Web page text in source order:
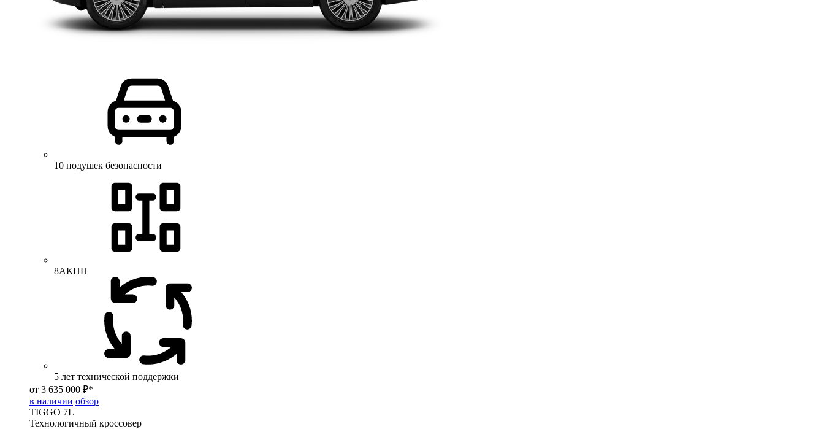
10 подушек безопасности
8АКПП
5 лет технической поддержки
от 3 635 000 ₽*
в наличии обзор
TIGGO 7L
Технологичный кроссовер